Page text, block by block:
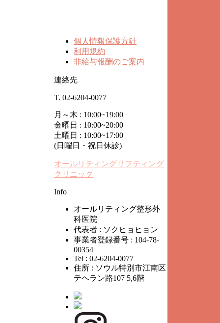
個人情報保護方針
利用規約
非給与報酬のご案内
連絡先
T. 02-6204-0077
月～木 : 10:00~19:00
金曜日 : 10:00~20:00
土曜日 : 10:00~17:00
(日曜日・祝日休診)
オールリティングリフティング
クリニック
Info
オールリティング整形外
科医院
代表者 : ソクヒョヒョン
事業者登録番号 : 104-78-
00354
Tel : 02-6204-0077
住所 : ソウル特別市江南区
テヘラン路107 5,6階